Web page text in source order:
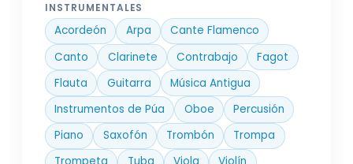
INSTRUMENTALES
Acordeón Arpa
Cante Flamenco
Canto
Clarinete Contrabajo
Fagot
Flauta
Guitarra
Música Antigua
Instrumentos de Púa
Oboe
Percusión
Piano
Saxofón Trombón
Trompa